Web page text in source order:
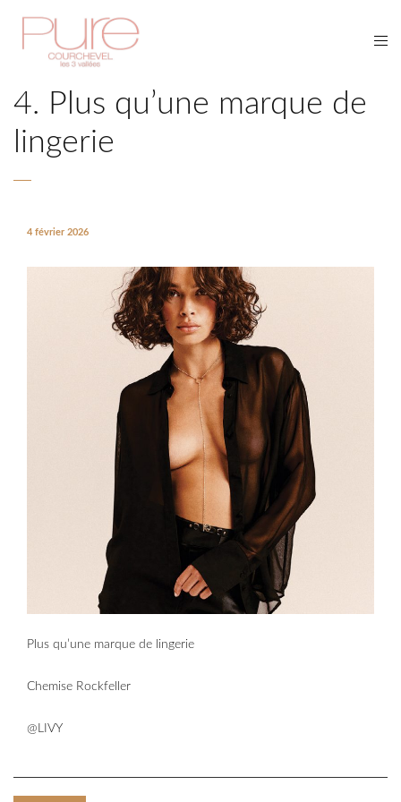
4. Plus qu’une marque de
lingerie
4 février 2026
Plus qu’une marque de lingerie
Chemise Rockfeller
@LIVY